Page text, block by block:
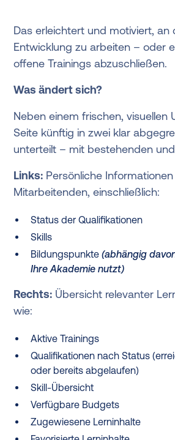
Das erleichtert und motiviert, an
Entwicklung zu arbeiten – oder
offene Trainings abzuschließen.
Was ändert sich?
Neben einem frischen, visuellen
Seite künftig in zwei klar
unterteilt – mit bestehenden
Links: Persönliche
Mitarbeitenden, einschließlich:
Status der Qualifikationen
Skills
Bildungspunkte(abhängig
Ihre Akademie nutzt)
Rechts: Übersicht relevanter
wie:
Aktive Trainings
Qualifikationen nach Status
oder bereits abgelaufen)
Skill-Übersicht
Verfügbare Budgets
Zugewiesene Lerninhalte